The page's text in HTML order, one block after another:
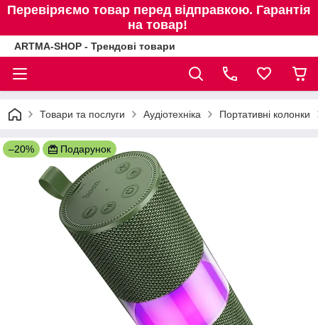
Перевіряємо товар перед відправкою. Гарантія
на товар!
ARTMA-SHOP - Трендові товари
Товари та послуги Аудіотехніка Портативні колонки
–20% Подарунок